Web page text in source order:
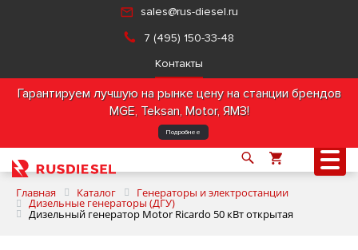
sales@rus-diesel.ru
7 (495) 150-33-48
Контакты
Гарантируем лучшую на рынке цену на станции брендов
MGE, Teksan, Motor, ЯМЗ!
Подробнее
Главная Каталог Генераторы и электростанции
Дизельные генераторы (ДГУ)
Дизельный генератор Motor Ricardo 50 кВт открытая